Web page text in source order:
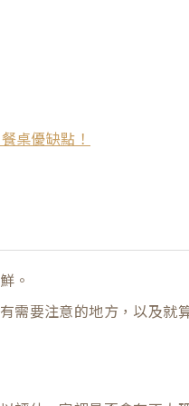
桌優缺點！
。
需要注意的地方，以及就